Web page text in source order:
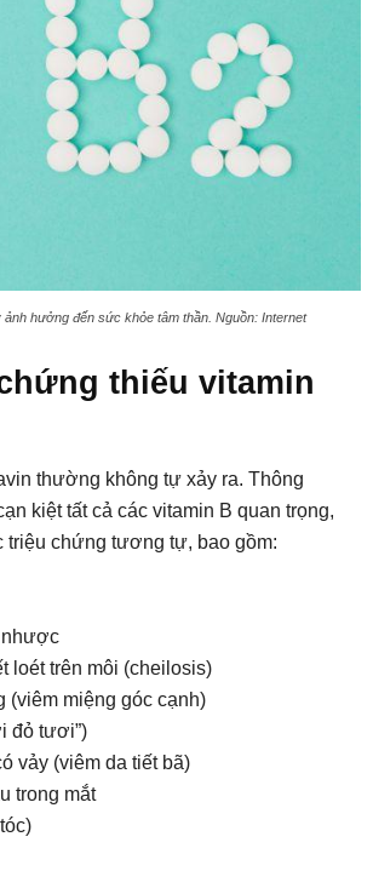
ảnh hưởng đến sức khỏe tâm thần. Nguồn: Internet
thiếu vitamin
thường không tự xảy ra. Thông
kiệt tất cả các vitamin B quan trọng,
triệu chứng tương tự, bao gồm:
nhược
loét trên môi (cheilosis)
(viêm miệng góc cạnh)
đỏ tươi”)
vảy (viêm da tiết bã)
trong mắt